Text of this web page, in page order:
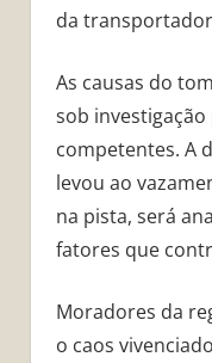
da
As causas do
sob
competentes. A
levou ao
na pista, será
fatores que
Moradores da
o caos